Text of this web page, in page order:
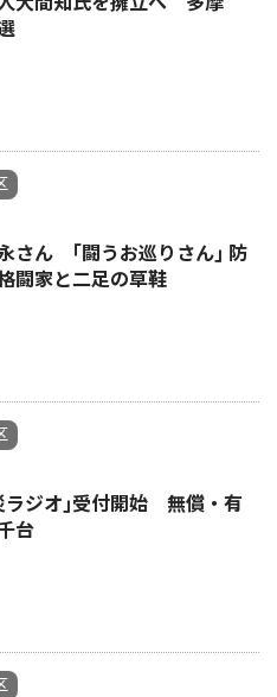
さん ｢闘うお巡りさん｣ 防
闘家と二足の草鞋
ジオ｣受付開始 無償・有
台